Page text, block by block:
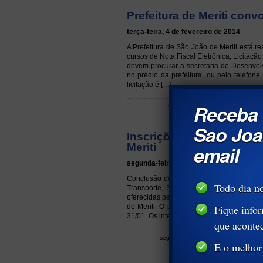
Prefeitura de Meriti
terça-feira, 4 de fevereiro de 2014
A Prefeitura de São João de Meriti está
cursos de Nota Fiscal Eletrônica,
devem procurar a secretaria de
no prédio da prefeitura, ou pelo
licitação é […]
terça-feira, 4 de fevereiro de 2014
Inscrições prorrogadas
Meriti
segunda-feira, 27 de janeiro de 2014
Conclusão do Ensino Fundamental com
Transporte, Saúde e Administração,
oferecidas pelo Projovem Urbano
de Meriti. O programa ainda está com
31/01. Os interessados devem […]
segunda-feira, 27 de janeiro de 2014
Sao
email
Todo dia
Fique
que
E o